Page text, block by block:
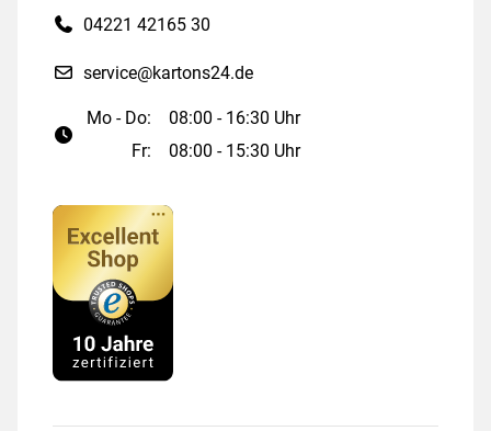
04221 42165 30
service@kartons24.de
Mo - Do:
08:00 - 16:30 Uhr
Fr:
08:00 - 15:30 Uhr